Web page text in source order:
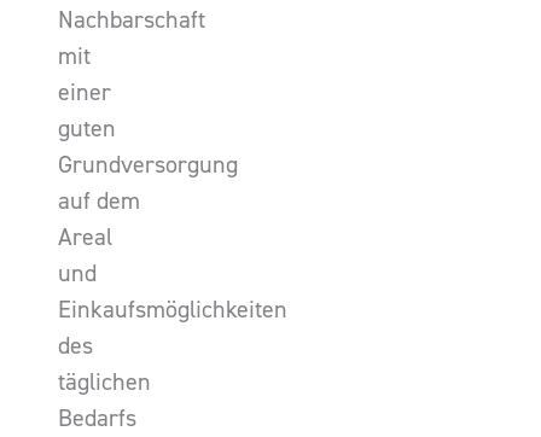
Nachbarschaft
mit
einer
guten
Grundversorgung
auf dem
Areal
und
Einkaufsmöglichkeiten
des
täglichen
Bedarfs